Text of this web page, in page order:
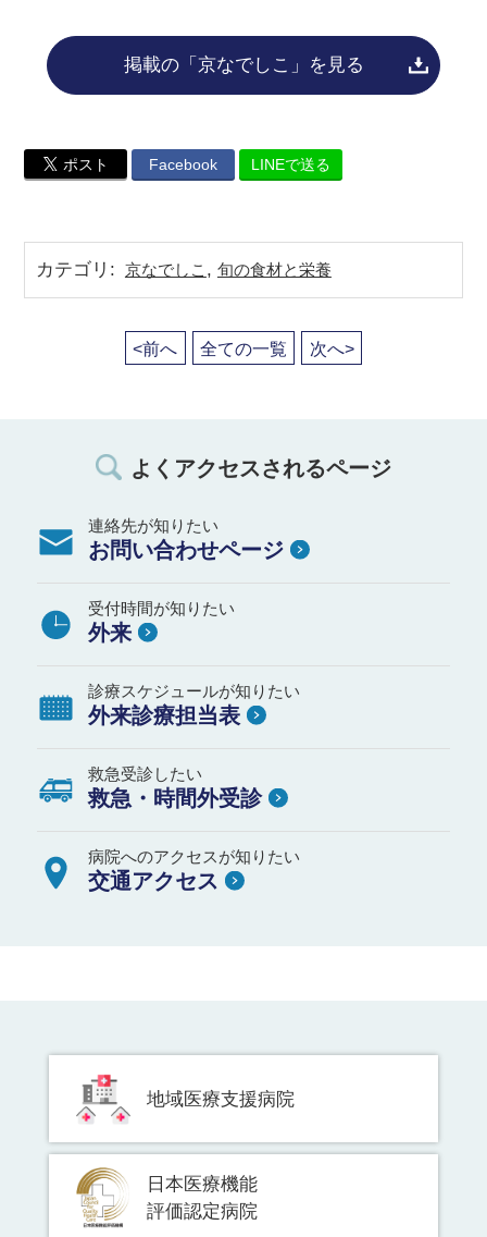
掲載の「京なでしこ」を見る
ポスト Facebook LINEで送る
カテゴリ : 京なでしこ , 旬の食材と栄養
<前へ 全ての一覧 次へ>
よくアクセスされるページ
連絡先が知りたい
お問い合わせページ
受付時間が知りたい
外来
診療スケジュールが知りたい
外来診療担当表
救急受診したい
救急・時間外受診
病院へのアクセスが知りたい
交通アクセス
地域医療支援病院
日本医療機能
評価認定病院